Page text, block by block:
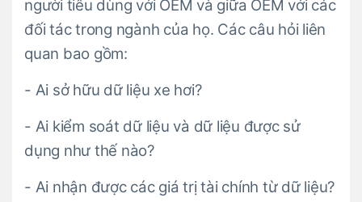
người tiêu dùng với OEM và giữa OEM với các
đối tác trong ngành của họ. Các câu hỏi liên
quan bao gồm:
- Ai sở hữu dữ liệu xe hơi?
- Ai kiểm soát dữ liệu và dữ liệu được sử
dụng như thế nào?
- Ai nhận được các giá trị tài chính từ dữ liệu?